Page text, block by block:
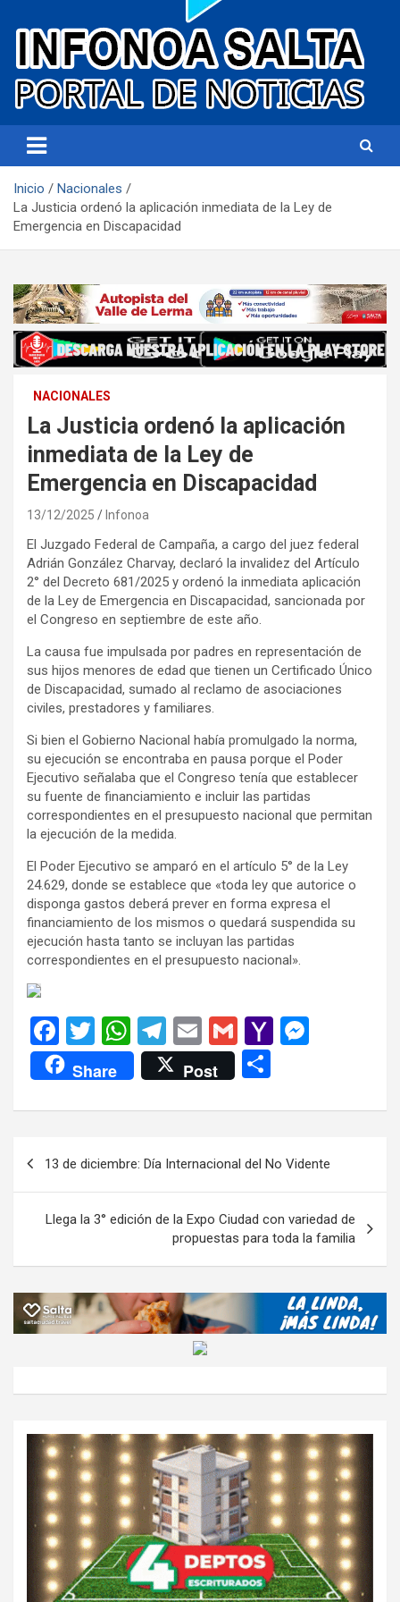
Infonoa Salta
Inicio
Nacionales
La Justicia ordenó la aplicación inmediata de la Ley de
Emergencia en Discapacidad
NACIONALES
La Justicia ordenó la aplicación
inmediata de la Ley de
Emergencia en Discapacidad
13/12/2025 Infonoa
El Juzgado Federal de Campaña, a cargo del juez federal
Adrián González Charvay, declaró la invalidez del Artículo
2° del Decreto 681/2025 y ordenó la inmediata aplicación
de la Ley de Emergencia en Discapacidad, sancionada por
el Congreso en septiembre de este año.
La causa fue impulsada por padres en representación de
sus hijos menores de edad que tienen un Certificado Único
de Discapacidad, sumado al reclamo de asociaciones
civiles, prestadores y familiares.
Si bien el Gobierno Nacional había promulgado la norma,
su ejecución se encontraba en pausa porque el Poder
Ejecutivo señalaba que el Congreso tenía que establecer
su fuente de financiamiento e incluir las partidas
correspondientes en el presupuesto nacional que permitan
la ejecución de la medida.
El Poder Ejecutivo se amparó en el artículo 5° de la Ley
24.629, donde se establece que «toda ley que autorice o
disponga gastos deberá prever en forma expresa el
financiamiento de los mismos o quedará suspendida su
ejecución hasta tanto se incluyan las partidas
correspondientes en el presupuesto nacional».
F
a
ce
b
o
k
T
wi
tt
er
W
h
at
s
p
p
T
el
e
gr
m
E
m
ail
G
m
ail
Y
o
M
ail
n
er
Share Post
m
p
ar
entradas
13 de diciembre: Día Internacional del No Vidente
Llega la 3° edición de la Expo Ciudad con variedad de
propuestas para toda la familia